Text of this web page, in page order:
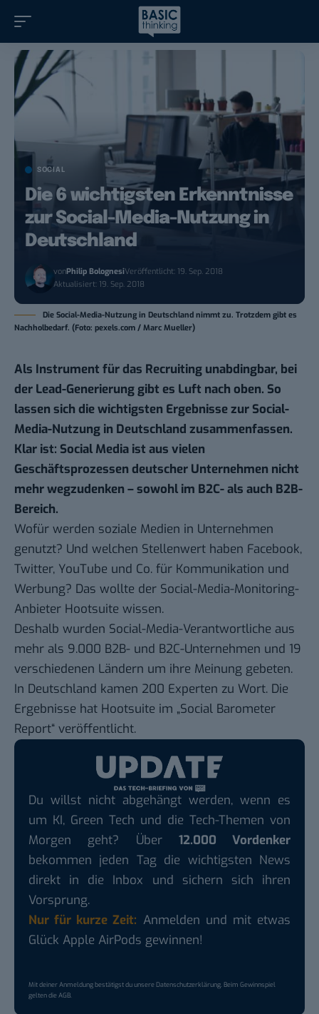
SOCIAL
Die 6 wichtigsten Erkenntnisse
zur Social-Media-Nutzung in
Deutschland
vonPhilip BolognesiVeröffentlicht: 19. Sep. 2018
Aktualisiert: 19. Sep. 2018
Die Social-Media-Nutzung in Deutschland nimmt zu. Trotzdem gibt es
Nachholbedarf. (Foto: pexels.com / Marc Mueller)
Als Instrument für das Recruiting unabdingbar, bei
der Lead-Generierung gibt es Luft nach oben. So
lassen sich die wichtigsten Ergebnisse zur Social-
Media-Nutzung in Deutschland zusammenfassen.
Klar ist: Social Media ist aus vielen
Geschäftsprozessen deutscher Unternehmen nicht
mehr wegzudenken – sowohl im B2C- als auch B2B-
Bereich.
Wofür werden soziale Medien in Unternehmen
genutzt? Und welchen Stellenwert haben Facebook,
Twitter, YouTube und Co. für Kommunikation und
Werbung? Das wollte der Social-Media-Monitoring-
Anbieter Hootsuite wissen.
Deshalb wurden Social-Media-Verantwortliche aus
mehr als 9.000 B2B- und B2C-Unternehmen und 19
verschiedenen Ländern um ihre Meinung gebeten.
In Deutschland kamen 200 Experten zu Wort. Die
Ergebnisse hat Hootsuite im „Social Barometer
Report“ veröffentlicht.
Du willst nicht abgehängt werden, wenn es
um KI, Green Tech und die Tech-Themen von
Morgen geht? Über 12.000 Vordenker
bekommen jeden Tag die wichtigsten News
direkt in die Inbox und sichern sich ihren
Vorsprung.
Nur für kurze Zeit: Anmelden und mit etwas
Glück Apple AirPods gewinnen!
Mit deiner Anmeldung bestätigst du unsereDatenschutzerklärung. Beim Gewinnspiel
gelten dieAGB.